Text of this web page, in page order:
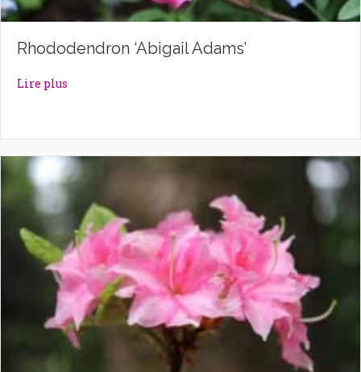
Rhododendron ‘Abigail Adams’
Lire plus